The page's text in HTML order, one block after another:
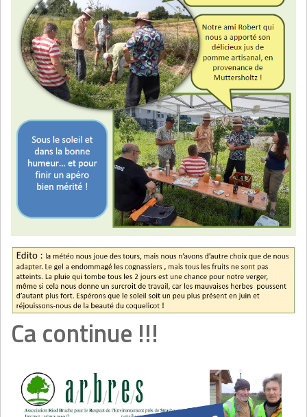
Ca continue !!!